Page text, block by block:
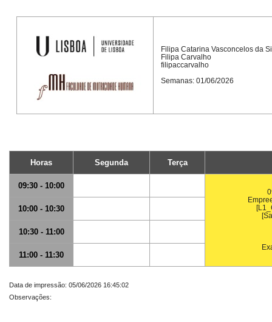
Filipa Catarina Vasconcelos da
Filipa Carvalho
filipaccarvalho
Semanas: 01/06/2026
Horas Segunda Terça
09:30 - 10:00
10:00 - 10:30
10:30 - 11:00
11:00 - 11:30
Data de impressão: 05/06/2026 16:45:02
Observações: